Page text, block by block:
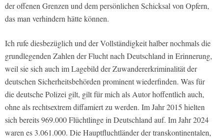
der offenen Grenzen und dem persönlichen Schicksal von Opfern,
das man verhindern hätte können.
Ich rufe diesbezüglich und der Vollständigkeit halber nochmals die
grundlegenden Zahlen der Flucht nach Deutschland in Erinnerung,
weil sie sich auch im Lagebild der Zuwandererkriminalität der
deutschen Sicherheitsbehörden prominent wiederfinden. Was für
die deutsche Polizei gilt, gilt für mich als Autor hoffentlich auch,
ohne als rechtsextrem diffamiert zu werden. Im Jahr 2015 hielten
sich bereits 969.000 Flüchtlinge in Deutschland auf. Im Jahr 2024
waren es 3.061.000. Die Hauptfluchtländer der transkontinentalen,